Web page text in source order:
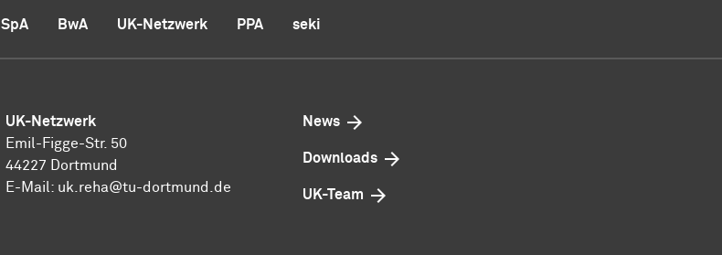
SpA BwA UK-Netzwerk PPA seki
UK-Netzwerk
Emil-Figge-Str. 50
44227 Dortmund
E-Mail: uk.reha@tu-dortmund.de
News
Downloads
UK-Team